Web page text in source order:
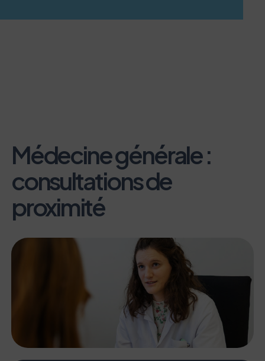
Médecine générale :
consultations de
proximité